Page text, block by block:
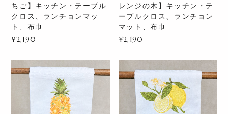
ちご】キッチン・テーブル
クロス、ランチョンマッ
ト、布巾
¥2,190
レンジの木】キッチン・テ
ーブルクロス、ランチョン
マット、布巾
¥2,190